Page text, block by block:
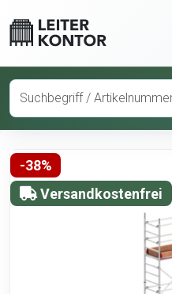
-38%
Versandkostenfrei